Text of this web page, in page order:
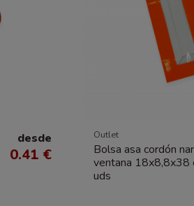
desde
0.41 €
Outlet
Bolsa asa cordón
ventana 18x8,8x38
uds